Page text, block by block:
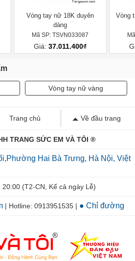
Vòng tay nữ 18K duyên
dáng
Mã SP: TSVN033087
Giá: 37.011.400₫
Vòng
Vòng tay nữ vàng
Trang chủ Về đầu trang
TRANG SỨC EM VÀ TÔI ®
Hai Bà Trưng, Hà Nội, Việt
(T2-CN, Kể cả ngày Lễ)
| Hotline: 0913951535 | ● Chỉ đường